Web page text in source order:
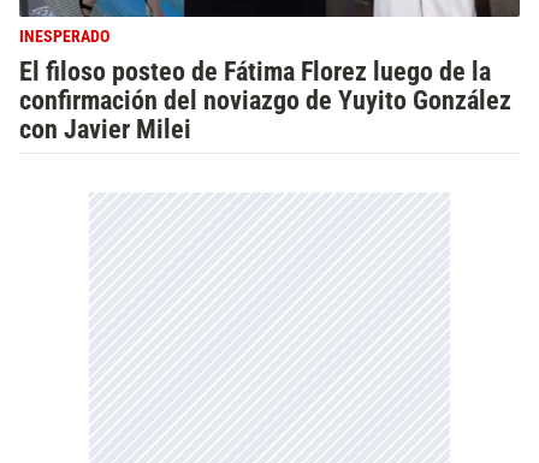
INESPERADO
El filoso posteo de Fátima Florez luego de la
confirmación del noviazgo de Yuyito González
con Javier Milei